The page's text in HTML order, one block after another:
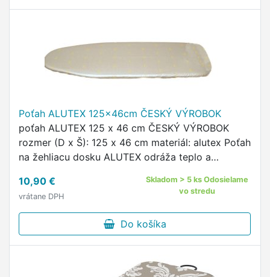
Poťah ALUTEX 125x46cm ČESKÝ VÝROBOK
poťah ALUTEX 125 x 46 cm ČESKÝ VÝROBOK
rozmer (D x Š): 125 x 46 cm materiál: alutex Poťah
na žehliacu dosku ALUTEX odráža teplo a
10,90 €
vrátane DPH
Skladom > 5 ks Odosielame
vo stredu
Do košíka